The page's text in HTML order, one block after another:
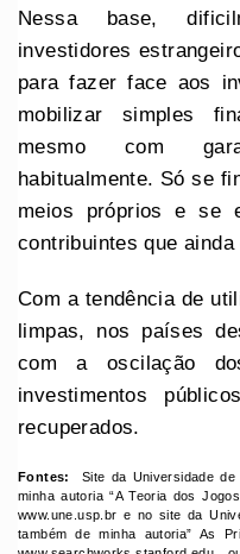
Nessa base,
investidores
para fazer face aos
mobilizar simples
mesmo com
habitualmente. Só se
meios próprios e se
contribuintes que
Com a tendência de
limpas, nos países
com a oscilação
investimentos
recuperados.
Fontes:
Site da Universidade
minha autoria “A Teoria dos
www.une.usp.br e no site da
também de minha autoria” As